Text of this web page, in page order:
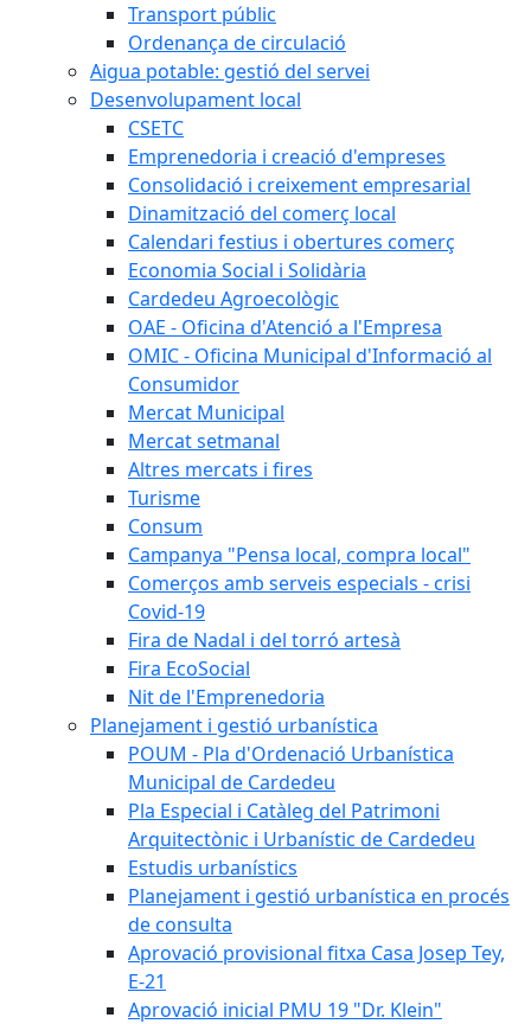
Transport públic
Ordenança de circulació
Aigua potable: gestió del servei
Desenvolupament local
CSETC
Emprenedoria i creació d'empreses
Consolidació i creixement empresarial
Dinamització del comerç local
Calendari festius i obertures comerç
Economia Social i Solidària
Cardedeu Agroecològic
OAE - Oficina d'Atenció a l'Empresa
OMIC - Oficina Municipal d'Informació al
Consumidor
Mercat Municipal
Mercat setmanal
Altres mercats i fires
Turisme
Consum
Campanya "Pensa local, compra local"
Comerços amb serveis especials - crisi
Covid-19
Fira de Nadal i del torró artesà
Fira EcoSocial
Nit de l'Emprenedoria
Planejament i gestió urbanística
POUM - Pla d'Ordenació Urbanística
Municipal de Cardedeu
Pla Especial i Catàleg del Patrimoni
Arquitectònic i Urbanístic de Cardedeu
Estudis urbanístics
Planejament i gestió urbanística en procés
de consulta
Aprovació provisional fitxa Casa Josep Tey,
E-21
Aprovació inicial PMU 19 "Dr. Klein"